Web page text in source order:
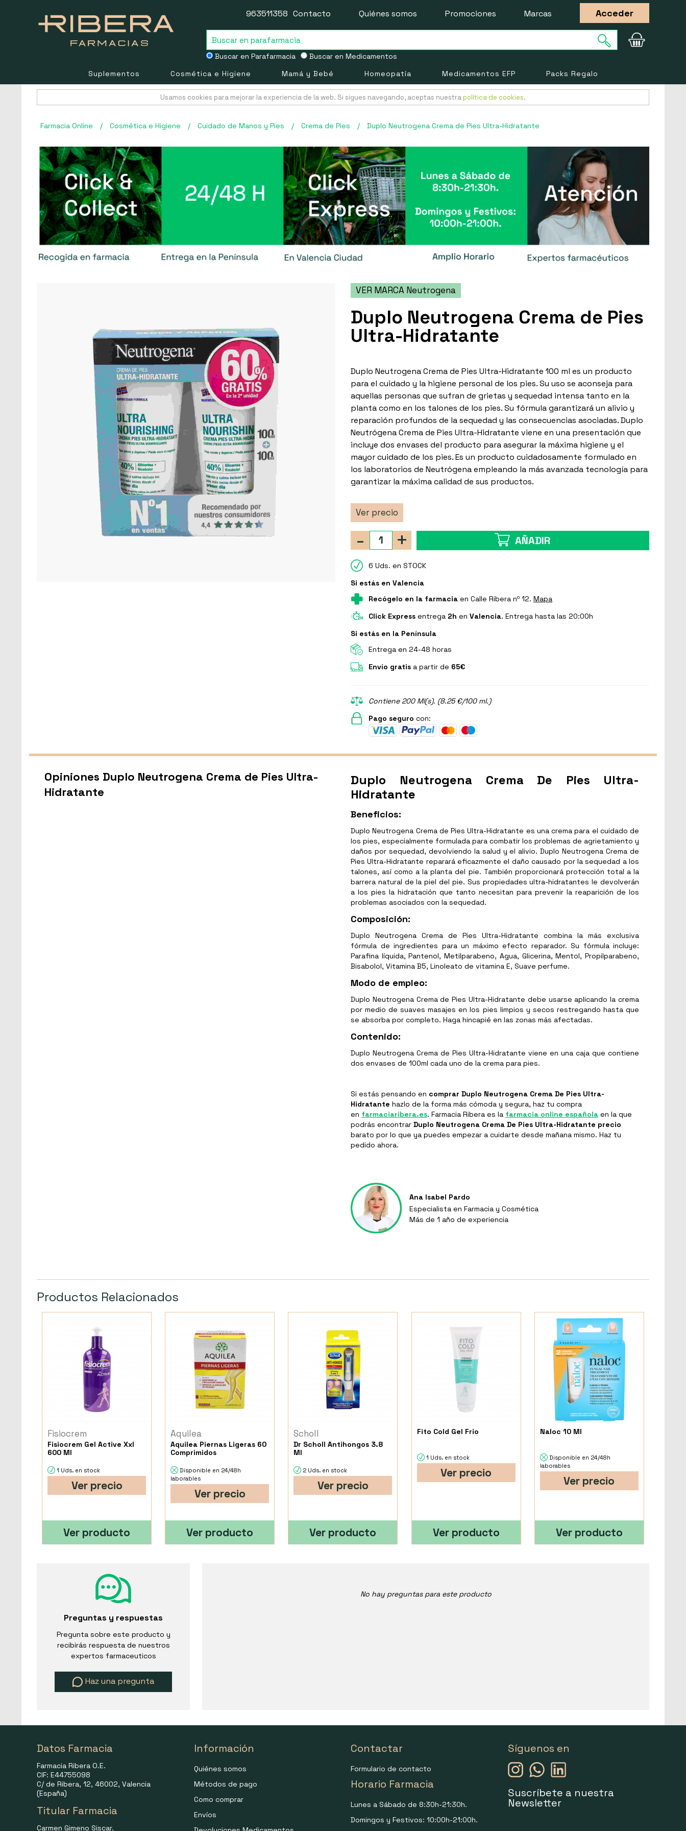
Buscar en Parafarmacia Buscar en Medicamentos
963511358 Contacto Quiénes somos Promociones Marcas Acceder
Suplementos Cosmética e Higiene Mamá y Bebé Homeopatía Medicamentos EFP Packs Regalo
Usamos cookies para mejorar la experiencia de la web. Si sigues navegando, aceptas nuestra política de cookies.
Farmacia Online / Cosmética e Higiene / Cuidado de Manos y Pies / Crema de Pies / Duplo Neutrogena Crema de Pies Ultra-Hidratante
VER MARCA Neutrogena
Duplo Neutrogena Crema de Pies
Ultra-Hidratante
Duplo Neutrogena Crema de Pies Ultra-Hidratante 100 ml es un producto
para el cuidado y la higiene personal de los pies. Su uso se aconseja para
aquellas personas que sufran de grietas y sequedad intensa tanto en la
planta como en los talones de los pies. Su fórmula garantizará un alivio y
reparación profundos de la sequedad y las consecuencias asociadas. Duplo
Neutrógena Crema de Pies Ultra-Hidratante viene en una presentación que
incluye dos envases del producto para asegurar la máxima higiene y el
mayor cuidado de los pies. Es un producto cuidadosamente formulado en
los laboratorios de Neutrógena empleando la más avanzada tecnología para
garantizar la máxima calidad de sus productos.
Ver precio
+
- AÑADIR
6 Uds. en STOCK
Si estás en Valencia
Recógelo en la farmacia en Calle Ribera nº 12. Mapa
Click Express entrega 2h en Valencia. Entrega hasta las 20:00h
Si estás en la Península
Entrega en 24-48 horas
Envío gratis a partir de 65€
Contiene 200 Ml(s). (8.25 €/100 ml.)
Pago seguro con:
Duplo Neutrogena Crema De Pies Ultra-
Hidratante
Beneficios:
Duplo Neutrogena Crema de Pies Ultra-Hidratante es una crema para el cuidado de
los pies, especialmente formulada para combatir los problemas de agrietamiento y
daños por sequedad, devolviendo la salud y el alivio. Duplo Neutrogena Crema de
Pies Ultra-Hidratante reparará eficazmente el daño causado por la sequedad a los
talones, así como a la planta del pie. También proporcionará protección total a la
barrera natural de la piel del pie. Sus propiedades ultra-hidratantes le devolverán
a los pies la hidratación que tanto necesitan para prevenir la reaparición de los
problemas asociados con la sequedad.
Composición:
Duplo Neutrogena Crema de Pies Ultra-Hidratante combina la más exclusiva
fórmula de ingredientes para un máximo efecto reparador. Su fórmula incluye:
Parafina líquida, Pantenol, Metilparabeno, Agua, Glicerina, Mentol, Propilparabeno,
Bisabolol, Vitamina B5, Linoleato de vitamina E, Suave perfume.
Modo de empleo:
Duplo Neutrogena Crema de Pies Ultra-Hidratante debe usarse aplicando la crema
por medio de suaves masajes en los pies limpios y secos restregando hasta que
se absorba por completo. Haga hincapié en las zonas más afectadas.
Contenido:
Duplo Neutrogena Crema de Pies Ultra-Hidratante viene en una caja que contiene
dos envases de 100ml cada uno de la crema para pies.
Si estás pensando en comprar Duplo Neutrogena Crema De Pies Ultra-
Hidratante hazlo de la forma más cómoda y segura, haz tu compra
en farmaciaribera.es. Farmacia Ribera es la farmacia online española en la que
podrás encontrar Duplo Neutrogena Crema De Pies Ultra-Hidratante precio
barato por lo que ya puedes empezar a cuidarte desde mañana mismo. Haz tu
pedido ahora.
Ana Isabel Pardo
Especialista en Farmacia y Cosmética
Más de 1 año de experiencia
Opiniones Duplo Neutrogena Crema de Pies Ultra-
Hidratante
Productos Relacionados
Fisiocrem
Fisiocrem Gel Active Xxl
600 Ml
1 Uds. en stock
Ver precio
Ver producto
Aquilea
Aquilea Piernas Ligeras 60
Comprimidos
Disponible en 24/48h
laborables
Ver precio
Ver producto
Scholl
Dr Scholl Antihongos 3.8
Ml
2 Uds. en stock
Ver precio
Ver producto
Fito Cold Gel Frio
1 Uds. en stock
Ver precio
Ver producto
Naloc 10 Ml
Disponible en 24/48h
laborables
Ver precio
Ver producto
Preguntas y respuestas
Pregunta sobre este producto y
recibirás respuesta de nuestros
expertos farmaceuticos
Haz una pregunta
No hay preguntas para este producto
Datos Farmacia
Farmacia Ribera O.E.
CIF: E44755098
C/ de Ribera, 12, 46002, Valencia
(España)
Titular Farmacia
Carmen Gimeno Siscar.
Información
Quiénes somos
Métodos de pago
Como comprar
Envíos
Contactar
Formulario de contacto
Horario Farmacia
Lunes a Sábado de 8:30h-21:30h.
Domingos y Festivos: 10:00h-21:00h.
Síguenos en
Suscríbete a nuestra
Newsletter